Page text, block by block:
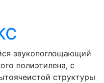
звукопоглощающий
полиэтилена, с
структуры